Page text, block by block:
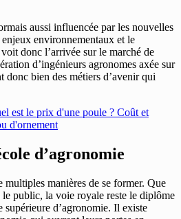
aussi influencée par les nouvelles
environnementaux et le
donc l’arrivée sur le marché de
d’ingénieurs agronomes axée sur
donc bien des métiers d’avenir qui
est le prix d'une poule ? Coût et
d'ornement
d’agronomie
manières de se former. Que
public, la voie royale reste le diplôme
supérieure d’agronomie. Il existe